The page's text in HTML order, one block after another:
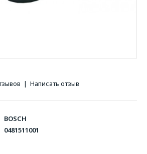
| Написать отзыв
BOSCH
0481511001